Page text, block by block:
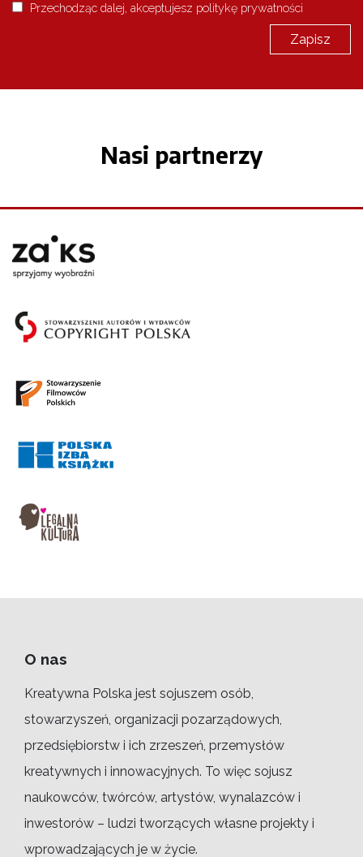
Przechodząc dalej, akceptujesz politykę prywatności
Nasi partnerzy
O nas
Kreatywna Polska jest sojuszem osób,
stowarzyszeń, organizacji pozarządowych,
przedsiębiorstw i ich zrzeszeń, przemysłów
kreatywnych i innowacyjnych. To więc sojusz
naukowców, twórców, artystów, wynalazców i
inwestorów – ludzi tworzących własne projekty i
wprowadzających je w życie.